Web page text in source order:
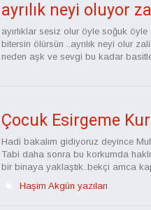
ayrılık neyi oluyor
ayırlıklar sesiz olur öyle soğuk
bitersin ölürsün ..ayrılık neyi olur
neden aşk ve sevgi bu kadar
Çocuk Esirgeme
Hadi bakalım gidiyoruz deyince
Tabi daha sonra bu korkumda
bir binaya yaklaştık..bekçi amca
Haşim Akgün yazıları